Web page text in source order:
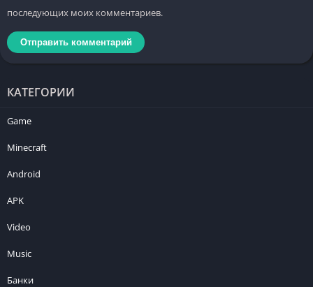
последующих моих комментариев.
КАТЕГОРИИ
Game
Minecraft
Android
APK
Video
Music
Банки